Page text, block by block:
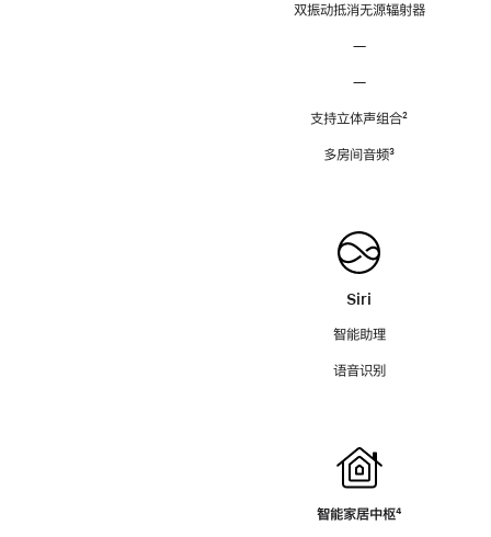
双振动抵消无源辐射器
—
—
支持立体声组合脚
²
多房间音频脚
³
Siri
智能助理
语音识别
智能家居中枢脚
⁴